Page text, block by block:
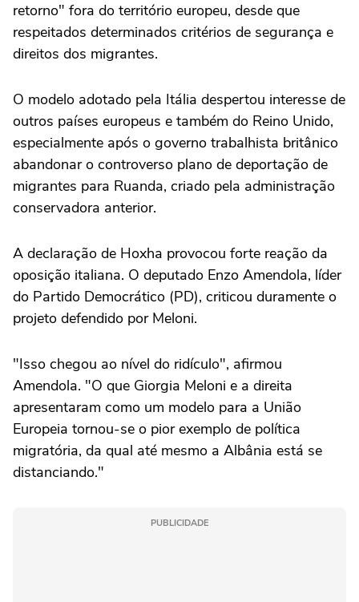
retorno" fora do território europeu, desde que
respeitados determinados critérios de segurança e
direitos dos migrantes.
O modelo adotado pela Itália despertou interesse de
outros países europeus e também do Reino Unido,
especialmente após o governo trabalhista britânico
abandonar o controverso plano de deportação de
migrantes para Ruanda, criado pela administração
conservadora anterior.
A declaração de Hoxha provocou forte reação da
oposição italiana. O deputado Enzo Amendola, líder
do Partido Democrático (PD), criticou duramente o
projeto defendido por Meloni.
"Isso chegou ao nível do ridículo", afirmou
Amendola. "O que Giorgia Meloni e a direita
apresentaram como um modelo para a União
Europeia tornou-se o pior exemplo de política
migratória, da qual até mesmo a Albânia está se
distanciando."
PUBLICIDADE